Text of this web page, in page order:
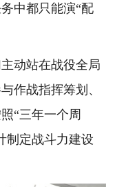
中都只能演“配
动站在战役全局
作战指挥筹划、
“三年一个周
制定战斗力建设